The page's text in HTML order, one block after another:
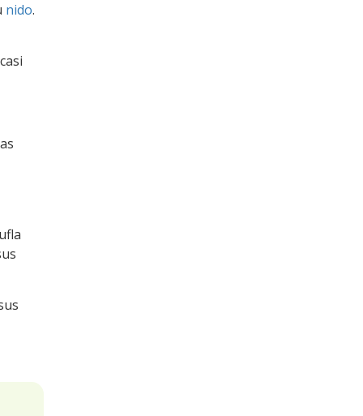
nido.